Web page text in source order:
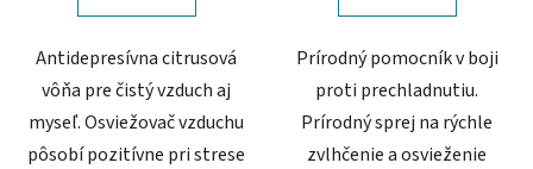
Antidepresívna citrusová
vôňa pre čistý vzduch aj
myseľ. Osviežovač vzduchu
pôsobí pozitívne pri strese
Prírodný pomocník v boji
proti prechladnutiu.
Prírodný sprej na rýchle
zvlhčenie a osvieženie